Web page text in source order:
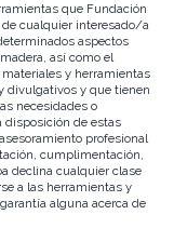
que Fundación
cualquier interesado/a
aspectos
así como el
y herramientas
divulgativos y que tienen
necesidades o
disposición de estas
profesional
cumplimentación,
declina cualquier clase
a las herramientas y
alguna acerca de